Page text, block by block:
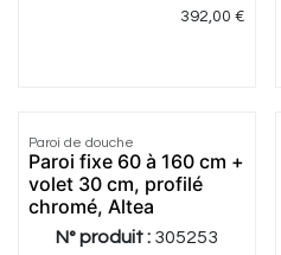
392,00 €
Paroi de douche
Paroi fixe 60 à 160 cm +
volet 30 cm, profilé
chromé, Altea
N° produit : 305253